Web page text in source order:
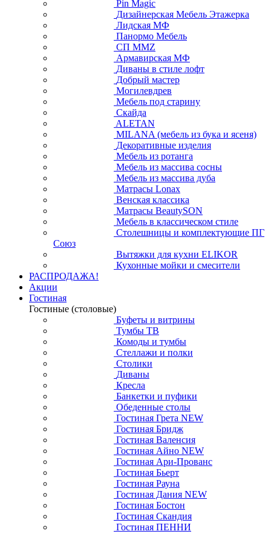
Pin Magic
Дизайнерская Мебель Этажерка
Лидская МФ
Панормо Мебель
СП ММZ
Армавирская МФ
Диваны в стиле лофт
Добрый мастер
Могилевдрев
Мебель под старину
Скайда
ALETAN
MILANA (мебель из бука и ясеня)
Декоративные изделия
Мебель из ротанга
Мебель из массива сосны
Мебель из массива дуба
Матрасы Lonax
Венская классика
Матрасы BeautySON
Мебель в классическом стиле
Столешницы и комплектующие ПГ
Союз
Вытяжки для кухни ELIKOR
Кухонные мойки и смесители
РАСПРОДАЖА!
Акции
Гостиная
Гостиные (столовые)
Буфеты и витрины
Тумбы ТВ
Комоды и тумбы
Стеллажи и полки
Столики
Диваны
Кресла
Банкетки и пуфики
Обеденные столы
Гостиная Грета NEW
Гостиная Бридж
Гостиная Валенсия
Гостиная Айно NEW
Гостиная Ари-Прованс
Гостиная Бьерт
Гостиная Рауна
Гостиная Дания NEW
Гостиная Бостон
Гостиная Скандия
Гостиная ПЕННИ